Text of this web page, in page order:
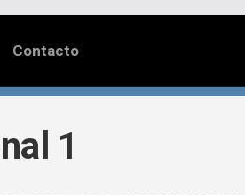
Contacto
1